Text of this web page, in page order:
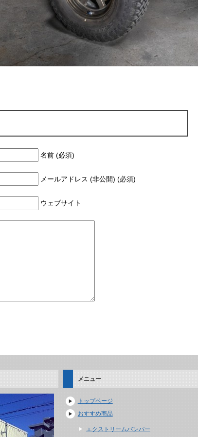
名前 (必須)
メールアドレス (非公開) (必須)
ウェブサイト
メニュー
トップページ
おすすめ商品
エクストリームバンパー